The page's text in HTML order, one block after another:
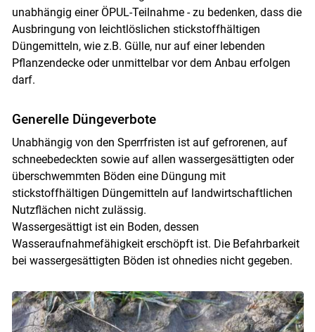
unabhängig einer ÖPUL-Teilnahme - zu bedenken, dass die
Ausbringung von leichtlöslichen stickstoffhältigen
Düngemitteln, wie z.B. Gülle, nur auf einer lebenden
Pflanzendecke oder unmittelbar vor dem Anbau erfolgen
darf.
Generelle Düngeverbote
Unabhängig von den Sperrfristen ist auf gefrorenen, auf
schneebedeckten sowie auf allen wassergesättigten oder
überschwemmten Böden eine Düngung mit
stickstoffhältigen Düngemitteln auf landwirtschaftlichen
Nutzflächen nicht zulässig.
Wassergesättigt ist ein Boden, dessen
Wasseraufnahmefähigkeit erschöpft ist. Die Befahrbarkeit
bei wassergesättigten Böden ist ohnedies nicht gegeben.